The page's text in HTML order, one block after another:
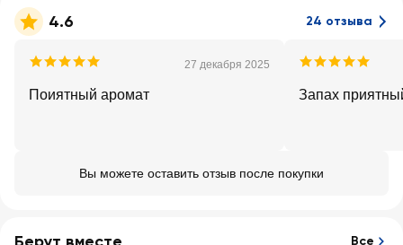
4.6 24 отзыва
27 декабря 2025
Поиятный аромат Запах
Вы можете оставить отзыв после покупки
Все